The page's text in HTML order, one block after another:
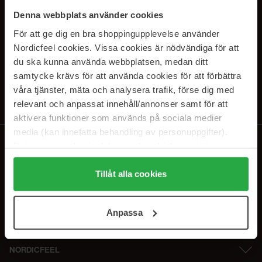
Denna webbplats använder cookies
För att ge dig en bra shoppingupplevelse använder
Nordicfeel cookies. Vissa cookies är nödvändiga för att
du ska kunna använda webbplatsen, medan ditt
samtycke krävs för att använda cookies för att förbättra
våra tjänster, mäta och analysera trafik, förse dig med
relevant och anpassat innehåll/annonser samt för att
aktivera funktioner som används på sociala medier
media (kan innefatta behandling av personuppgifter).
Genom att trycka på "Tillåt alla cookies" accepterar du
alla cookies, medan du under "Detaljer" kan anpassa
användningen av cookies. Du kan när som helst återkalla
samt vår Integritetspolicy.
Tillåt alla cookies
Anpassa
SUBSCRIBE TO OUR
NEWSLETTER
E-postadresse
Ved å abonnere godtar du vårpersonvernerklæring. Du kan melde deg
NORDICFEEL